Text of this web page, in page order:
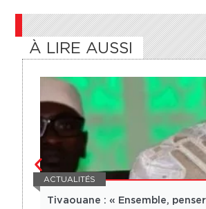
À LIRE AUSSI
ACTUALITÉS
Tivaouane : « Ensemble,